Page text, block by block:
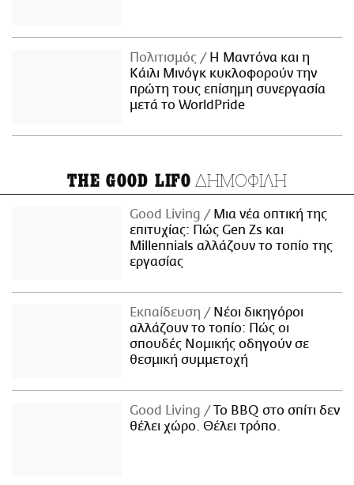
Πολιτισμός
Η Μαντόνα και η
Κάιλι Μινόγκ κυκλοφορούν την
πρώτη τους επίσημη συνεργασία
μετά το WorldPride
THE GOOD LIFO ΔΗΜΟΦΙΛΗ
Good Living
Μια νέα οπτική της
επιτυχίας: Πώς Gen Zs και
Millennials αλλάζουν το τοπίο της
εργασίας
Εκπαίδευση
Νέοι δικηγόροι
αλλάζουν το τοπίο: Πώς οι
σπουδές Νομικής οδηγούν σε
θεσμική συμμετοχή
Good Living
Το BBQ στο σπίτι δεν
θέλει χώρο. Θέλει τρόπο.